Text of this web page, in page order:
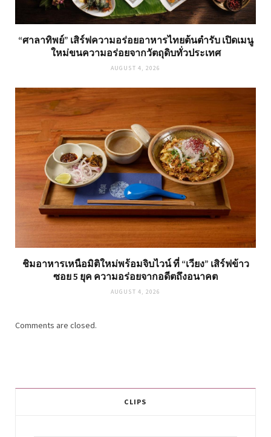
“ศาลาทิพย์” เสิร์ฟความอร่อยอาหารไทยต้นตำรับ เปิดเมนู
ใหม่ขนความอร่อยจากวัตถุดิบทั่วประเทศ
AUGUST 4, 2026
ชิมอาหารเหนือมิติใหม่พร้อมจิบไวน์ ที่ “เวียง” เสิร์ฟข้าว
ซอย 5 ยุค ความอร่อยจากอดีตถึงอนาคต
AUGUST 4, 2026
Comments are closed.
CLIPS